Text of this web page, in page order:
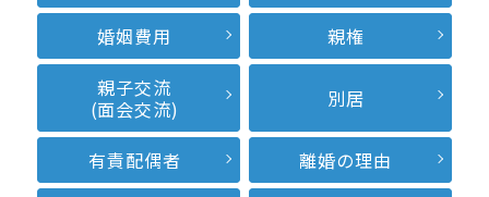
婚姻費用
親権
親子交流
(面会交流)
別居
有責配偶者
離婚の理由